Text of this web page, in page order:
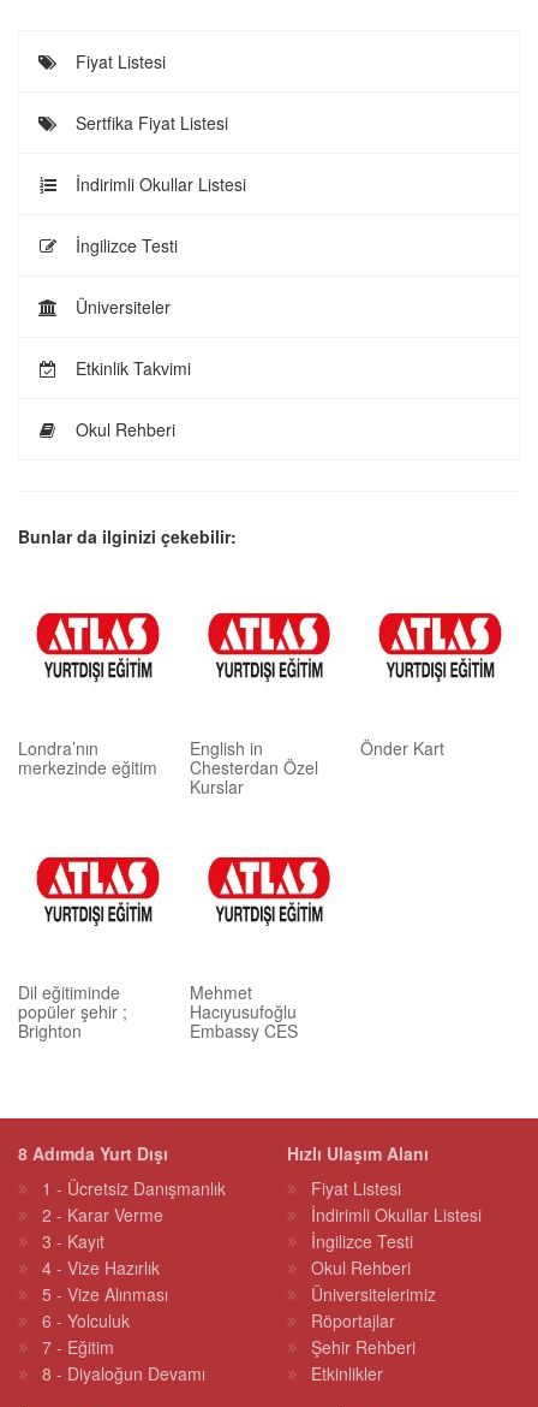
Fiyat Listesi
Sertfika Fiyat Listesi
İndirimli Okullar Listesi
İngilizce Testi
Üniversiteler
Etkinlik Takvimi
Okul Rehberi
Bunlar da ilginizi çekebilir:
Londra’nın
merkezinde eğitim
English in
Chesterdan Özel
Kurslar
Önder Kart
Dil eğitiminde
popüler şehir ;
Brighton
Mehmet
Hacıyusufoğlu
Embassy CES
8 Adımda Yurt Dışı
1 - Ücretsiz Danışmanlık
2 - Karar Verme
3 - Kayıt
4 - Vize Hazırlık
5 - Vize Alınması
6 - Yolculuk
7 - Eğitim
8 - Diyaloğun Devamı
Hızlı Ulaşım Alanı
Fiyat Listesi
İndirimli Okullar Listesi
İngilizce Testi
Okul Rehberi
Üniversitelerimiz
Röportajlar
Şehir Rehberi
Etkinlikler